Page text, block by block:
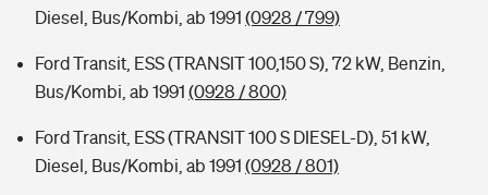
Diesel, Bus/Kombi, ab 1991 (0928 / 799)
Ford Transit, ESS (TRANSIT 100,150 S), 72 kW, Benzin,
Bus/Kombi, ab 1991 (0928 / 800)
Ford Transit, ESS (TRANSIT 100 S DIESEL-D), 51 kW,
Diesel, Bus/Kombi, ab 1991 (0928 / 801)